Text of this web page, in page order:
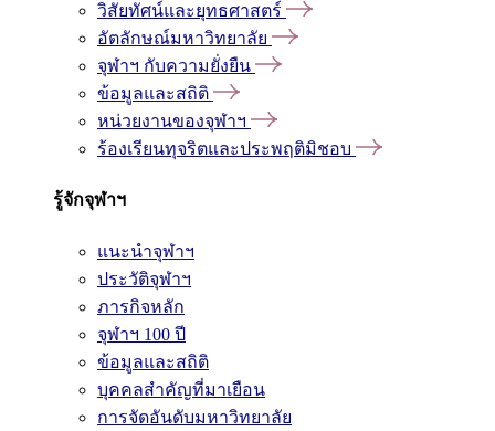
วิสัยทัศน์และยุทธศาสตร์
อัตลักษณ์มหาวิทยาลัย
จุฬาฯ กับความยั่งยืน
ข้อมูลและสถิติ
หน่วยงานของจุฬาฯ
ร้องเรียนทุจริตและประพฤติมิชอบ
รู้จักจุฬาฯ
แนะนำจุฬาฯ
ประวัติจุฬาฯ
ภารกิจหลัก
จุฬาฯ 100 ปี
ข้อมูลและสถิติ
บุคคลสำคัญที่มาเยือน
การจัดอันดับมหาวิทยาลัย